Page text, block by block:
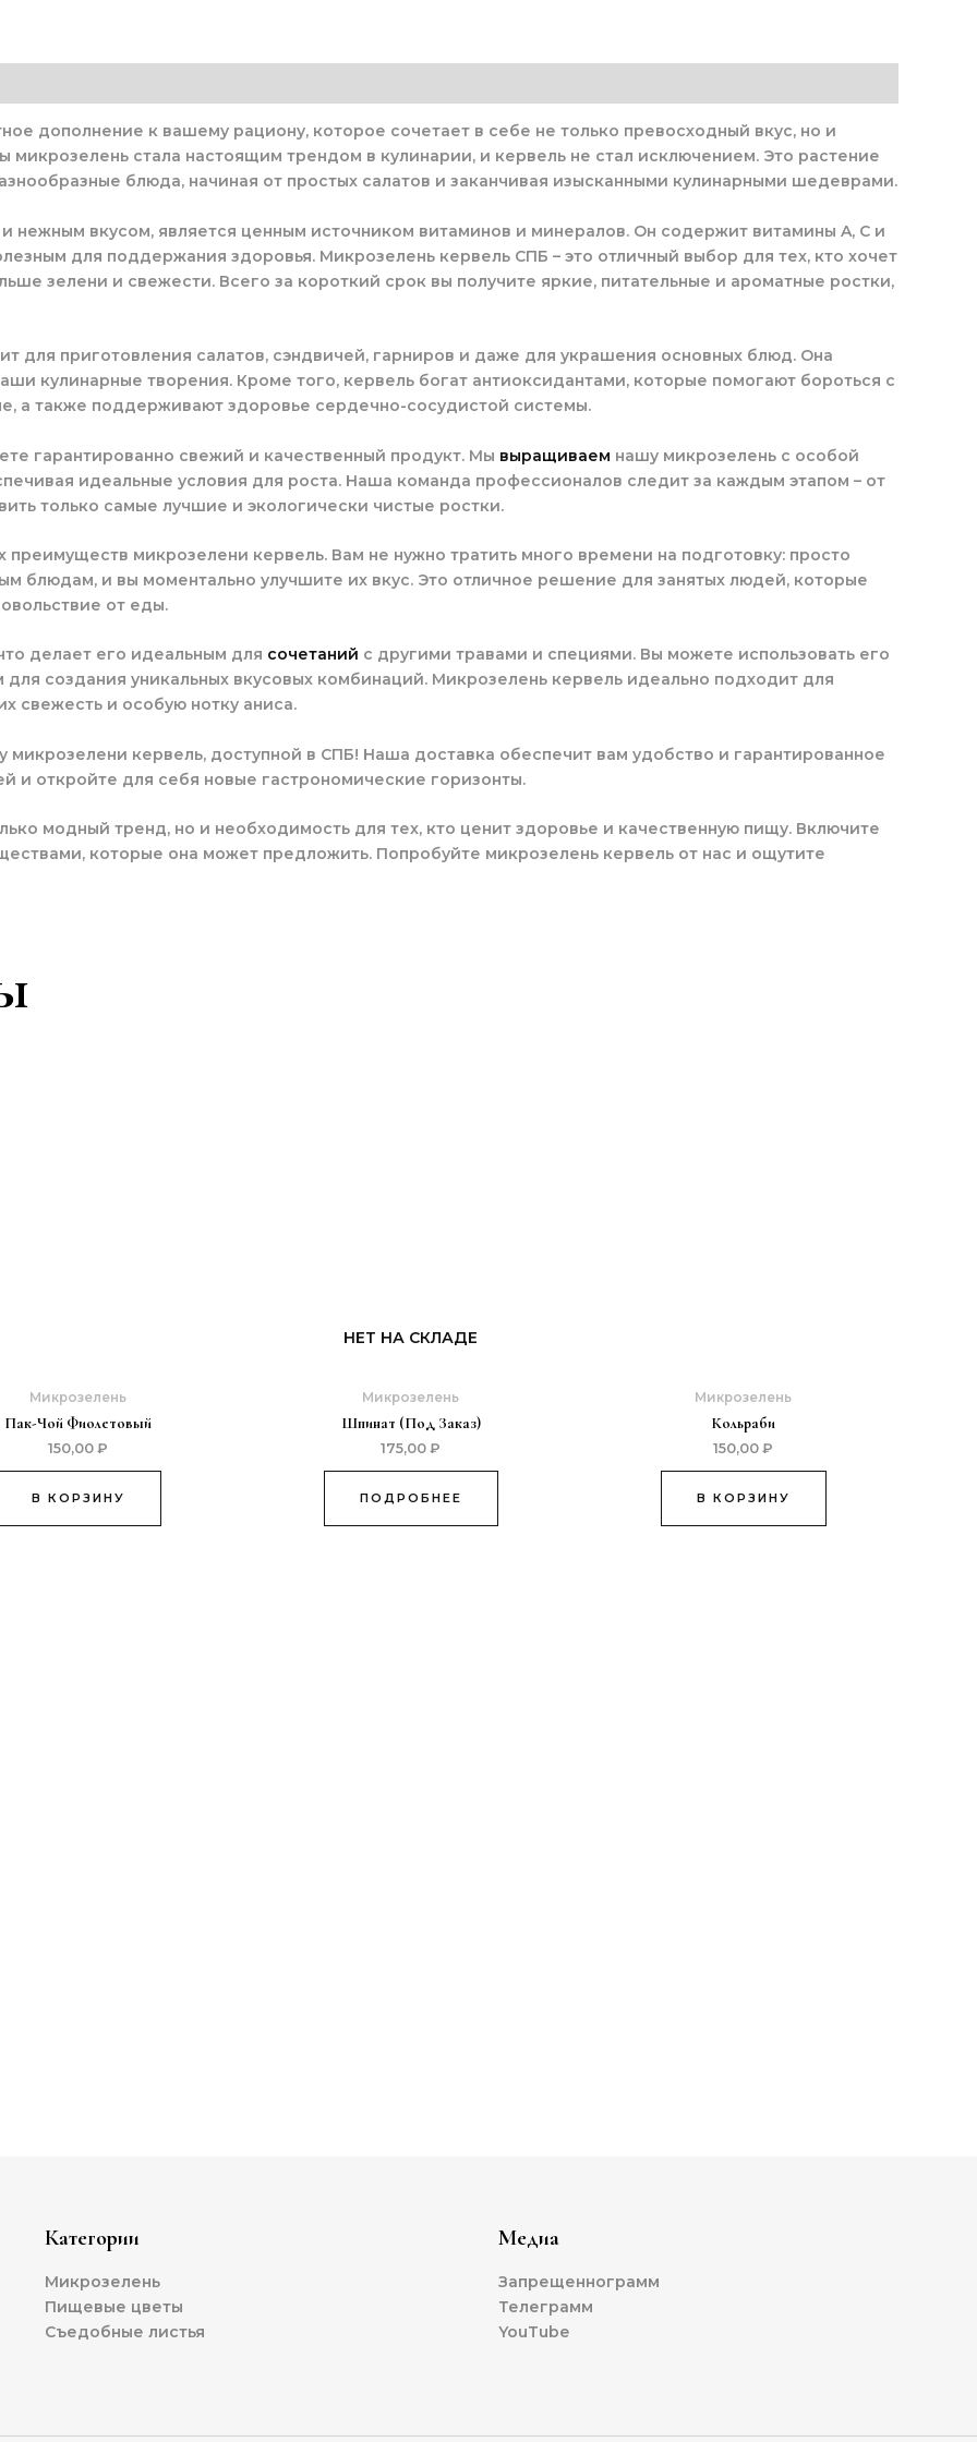
дополнение к вашему рациону, которое сочетает в себе не только превосходный вкус, но и
микрозелень стала настоящим трендом в кулинарии, и кервель не стал исключением. Это растение
блюда, начиная от простых салатов и заканчивая изысканными кулинарными шедеврами.
нежным вкусом, является ценным источником витаминов и минералов. Он содержит витамины A, C и
для поддержания здоровья. Микрозелень кервель СПБ – это отличный выбор для тех, кто хочет
зелени и свежести. Всего за короткий срок вы получите яркие, питательные и ароматные ростки,
для приготовления салатов, сэндвичей, гарниров и даже для украшения основных блюд. Она
кулинарные творения. Кроме того, кервель богат антиоксидантами, которые помогают бороться с
а также поддерживают здоровье сердечно-сосудистой системы.
гарантированно свежий и качественный продукт. Мы выращиваем нашу микрозелень с особой
идеальные условия для роста. Наша команда профессионалов следит за каждым этапом – от
только самые лучшие и экологически чистые ростки.
преимуществ микрозелени кервель. Вам не нужно тратить много времени на подготовку: просто
блюдам, и вы моментально улучшите их вкус. Это отличное решение для занятых людей, которые
от еды.
делает его идеальным для сочетаний с другими травами и специями. Вы можете использовать его
создания уникальных вкусовых комбинаций. Микрозелень кервель идеально подходит для
свежесть и особую нотку аниса.
микрозелени кервель, доступной в СПБ! Наша доставка обеспечит вам удобство и гарантированное
и откройте для себя новые гастрономические горизонты.
модный тренд, но и необходимость для тех, кто ценит здоровье и качественную пищу. Включите
которые она может предложить. Попробуйте микрозелень кервель от нас и ощутите
Микрозелень
Пак-Чой Фиолетовый
150,00 ₽
В КОРЗИНУ
НЕТ НА СКЛАДЕ
Микрозелень
Шпинат (под Заказ)
175,00 ₽
ПОДРОБНЕЕ
Микрозелень
Кольраби
150,00 ₽
В КОРЗИНУ
Категории
Микрозелень
Пищевые цветы
Съедобные листья
Медиа
Запрещеннограмм
Телеграмм
YouTube